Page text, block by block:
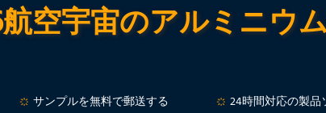
航空宇宙のアルミニウ
サンプルを無料で郵送する 24時間対応の製